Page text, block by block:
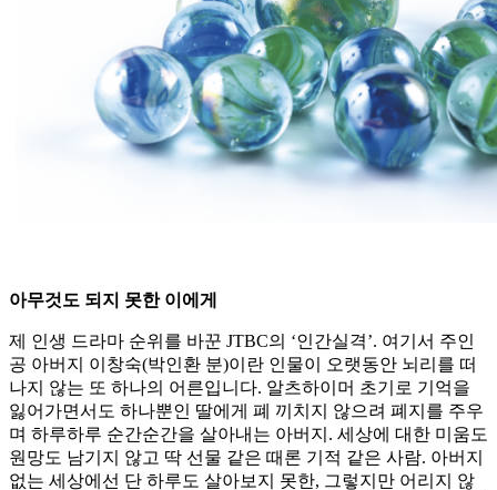
아무것도 되지 못한 이에게
제 인생 드라마 순위를 바꾼 JTBC의 ‘인간실격’. 여기서 주인
공 아버지 이창숙(박인환 분)이란 인물이 오랫동안 뇌리를 떠
나지 않는 또 하나의 어른입니다. 알츠하이머 초기로 기억을
잃어가면서도 하나뿐인 딸에게 폐 끼치지 않으려 폐지를 주우
며 하루하루 순간순간을 살아내는 아버지. 세상에 대한 미움도
원망도 남기지 않고 딱 선물 같은 때론 기적 같은 사람. 아버지
없는 세상에선 단 하루도 살아보지 못한, 그렇지만 어리지 않